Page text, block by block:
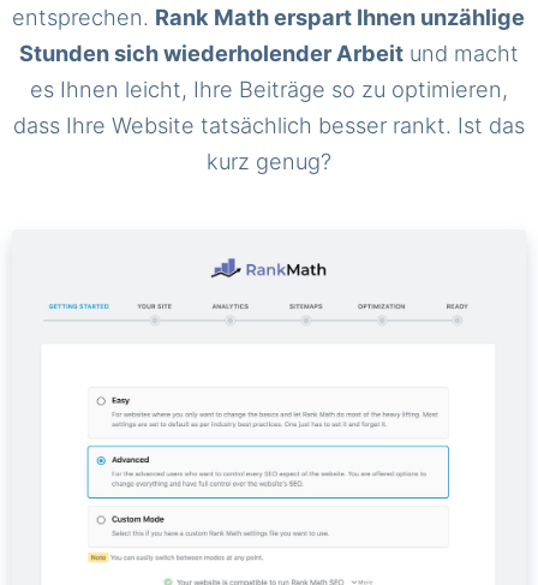
entsprechen. Rank Math erspart Ihnen unzählige
Stunden sich wiederholender Arbeitund macht
es Ihnen leicht, Ihre Beiträge so zu optimieren,
dass Ihre Website tatsächlich besser rankt. Ist das
kurz genug?